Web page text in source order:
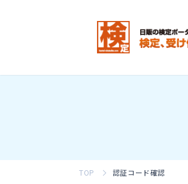
TOP 認証コード確認